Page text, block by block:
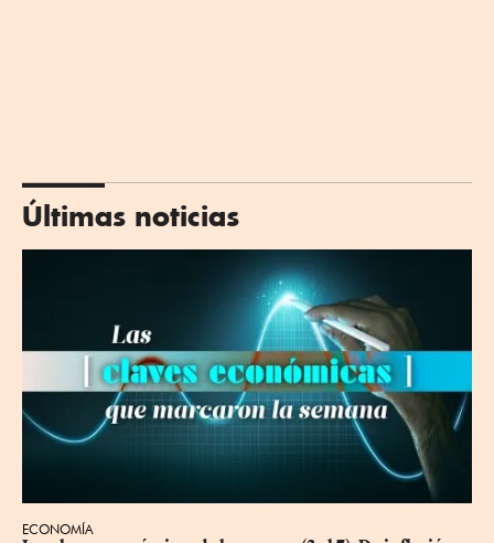
Últimas noticias
ECONOMÍA